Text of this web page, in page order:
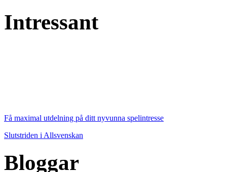
Intressant
Få maximal utdelning på ditt nyvunna spelintresse
Slutstriden i Allsvenskan
Bloggar